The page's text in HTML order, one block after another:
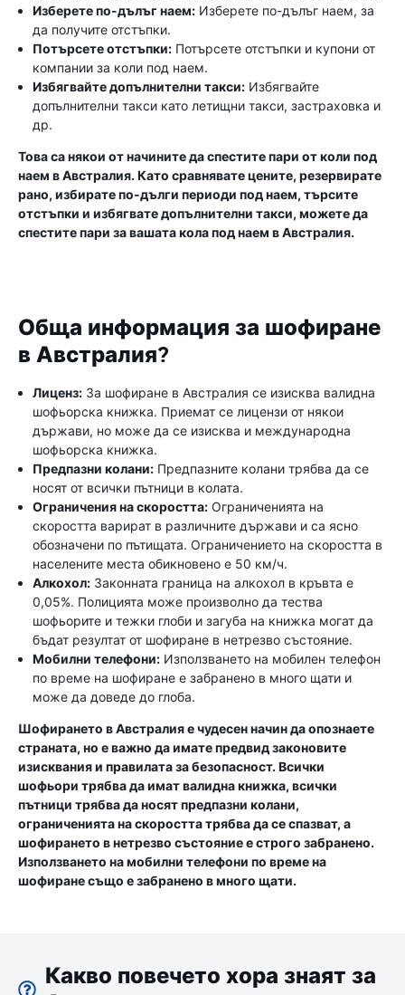
Изберете по-дълъг наем: Изберете по-дълъг наем, за
да получите отстъпки.
Потърсете отстъпки: Потърсете отстъпки и купони от
компании за коли под наем.
Избягвайте допълнителни такси: Избягвайте
допълнителни такси като летищни такси, застраховка и
др.
Това са някои от начините да спестите пари от коли под
наем в Австралия. Като сравнявате цените, резервирате
рано, избирате по-дълги периоди под наем, търсите
отстъпки и избягвате допълнителни такси, можете да
спестите пари за вашата кола под наем в Австралия.
Обща информация за шофиране
в Австралия?
Лиценз: За шофиране в Австралия се изисква валидна
шофьорска книжка. Приемат се лицензи от някои
държави, но може да се изисква и международна
шофьорска книжка.
Предпазни колани: Предпазните колани трябва да се
носят от всички пътници в колата.
Ограничения на скоростта: Ограниченията на
скоростта варират в различните държави и са ясно
обозначени по пътищата. Ограничението на скоростта в
населените места обикновено е 50 км/ч.
Алкохол: Законната граница на алкохол в кръвта е
0,05%. Полицията може произволно да тества
шофьорите и тежки глоби и загуба на книжка могат да
бъдат резултат от шофиране в нетрезво състояние.
Мобилни телефони: Използването на мобилен телефон
по време на шофиране е забранено в много щати и
може да доведе до глоба.
Шофирането в Австралия е чудесен начин да опознаете
страната, но е важно да имате предвид законовите
изисквания и правилата за безопасност. Всички
шофьори трябва да имат валидна книжка, всички
пътници трябва да носят предпазни колани,
ограниченията на скоростта трябва да се спазват, а
шофирането в нетрезво състояние е строго забранено.
Използването на мобилни телефони по време на
шофиране също е забранено в много щати.
Какво повечето хора знаят за